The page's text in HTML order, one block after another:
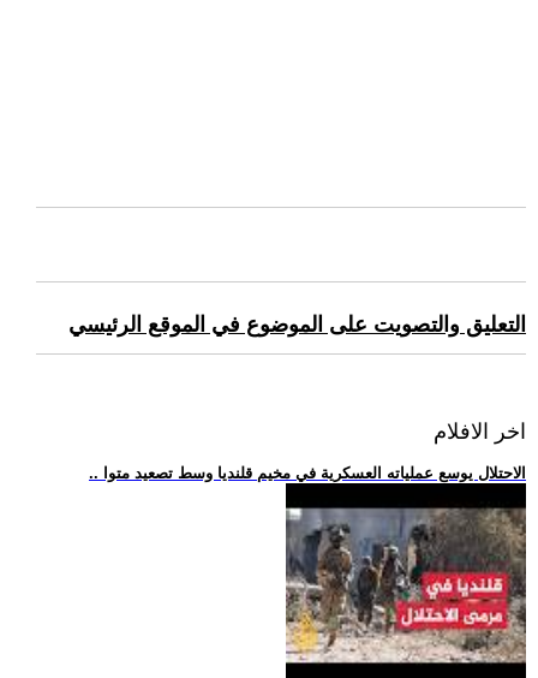
التعليق والتصويت على الموضوع في الموقع الرئيسي
اخر الافلام
.. الاحتلال يوسع عملياته العسكرية في مخيم قلنديا وسط تصعيد متوا